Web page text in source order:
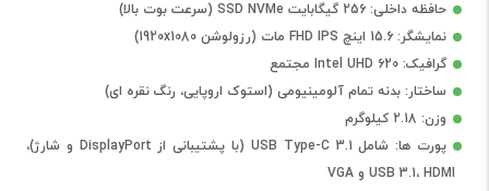
حافظه داخلی: 256 گیگابایت SSD NVMe (سرعت بوت بالا)
نمایشگر: 15.6 اینچ FHD IPS مات (رزولوشن 1920x1080)
گرافیک: Intel UHD 620 مجتمع
ساختار: بدنه تمام آلومینیومی (استوک اروپایی، رنگ نقره ای)
وزن: 2.18 کیلوگرم
پورت ها: شامل USB Type-C 3.1 (با پشتیبانی از DisplayPort و شارژ)،
USB 3.1، HDMI و VGA